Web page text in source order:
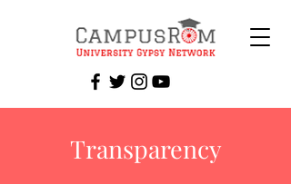
Transparency